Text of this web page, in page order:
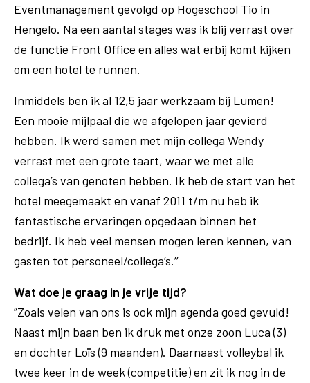
Eventmanagement gevolgd op Hogeschool Tio in
Hengelo. Na een aantal stages was ik blij verrast over
de functie Front Office en alles wat erbij komt kijken
om een hotel te runnen.
Inmiddels ben ik al 12,5 jaar werkzaam bij Lumen!
Een mooie mijlpaal die we afgelopen jaar gevierd
hebben. Ik werd samen met mijn collega Wendy
verrast met een grote taart, waar we met alle
collega’s van genoten hebben. Ik heb de start van het
hotel meegemaakt en vanaf 2011 t/m nu heb ik
fantastische ervaringen opgedaan binnen het
bedrijf. Ik heb veel mensen mogen leren kennen, van
gasten tot personeel/collega’s.’’
Wat doe je graag in je vrije tijd?
”Zoals velen van ons is ook mijn agenda goed gevuld!
Naast mijn baan ben ik druk met onze zoon Luca (3)
en dochter Loïs (9 maanden). Daarnaast volleybal ik
twee keer in de week (competitie) en zit ik nog in de